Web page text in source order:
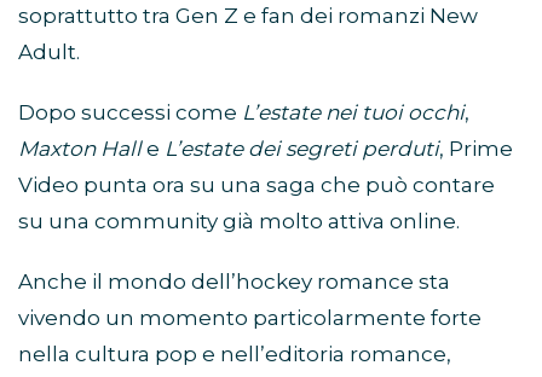
soprattutto tra Gen Z e fan dei romanzi New
Adult.
Dopo successi come L’estate nei tuoi occhi,
Maxton Halle L’estate dei segreti perduti, Prime
Video punta ora su una saga che può contare
su una community già molto attiva online.
Anche il mondo dell’hockey romance sta
vivendo un momento particolarmente forte
nella cultura pop e nell’editoria romance,